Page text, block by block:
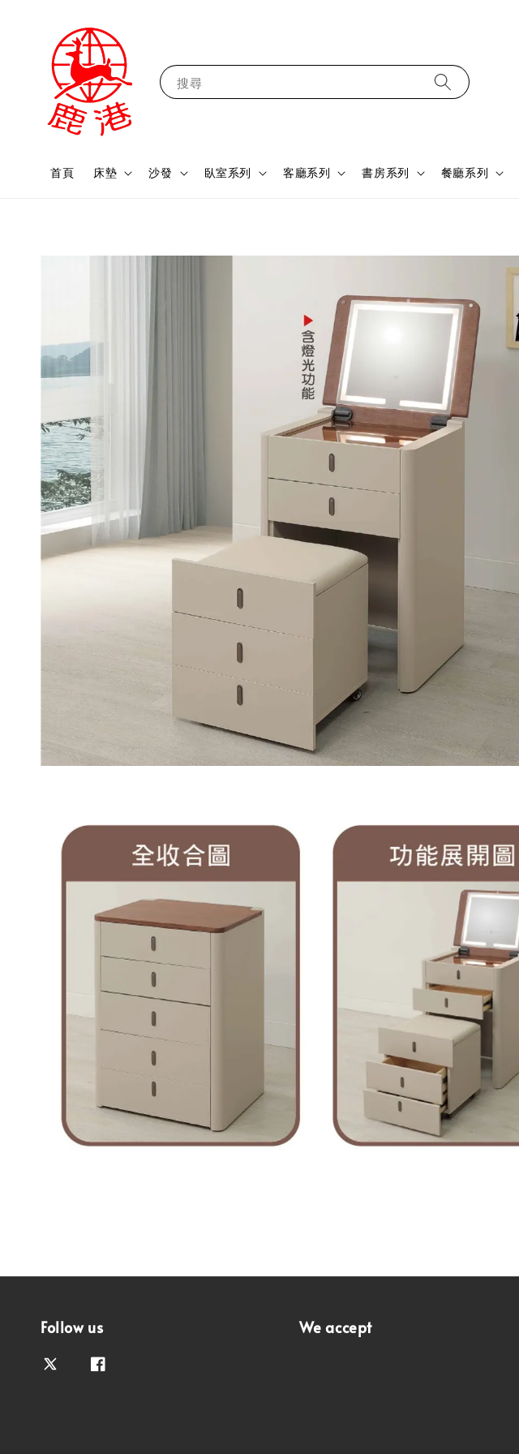
搜尋
首頁 床墊 沙發 臥室系列 客廳系列 書房系列 餐廳系列
Follow us We accept